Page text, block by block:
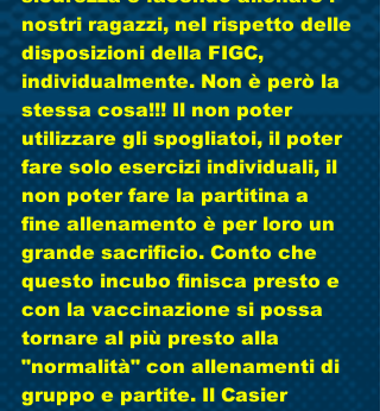
nostri ragazzi, nel rispetto delle
disposizioni della FIGC,
individualmente. Non è però la
stessa cosa!!! Il non poter
utilizzare gli spogliatoi, il poter
fare solo esercizi individuali, il
non poter fare la partitina a
fine allenamento è per loro un
grande sacrificio. Conto che
questo incubo finisca presto e
con la vaccinazione si possa
tornare al più presto alla
"normalità" con allenamenti di
gruppo e partite. Il Casier